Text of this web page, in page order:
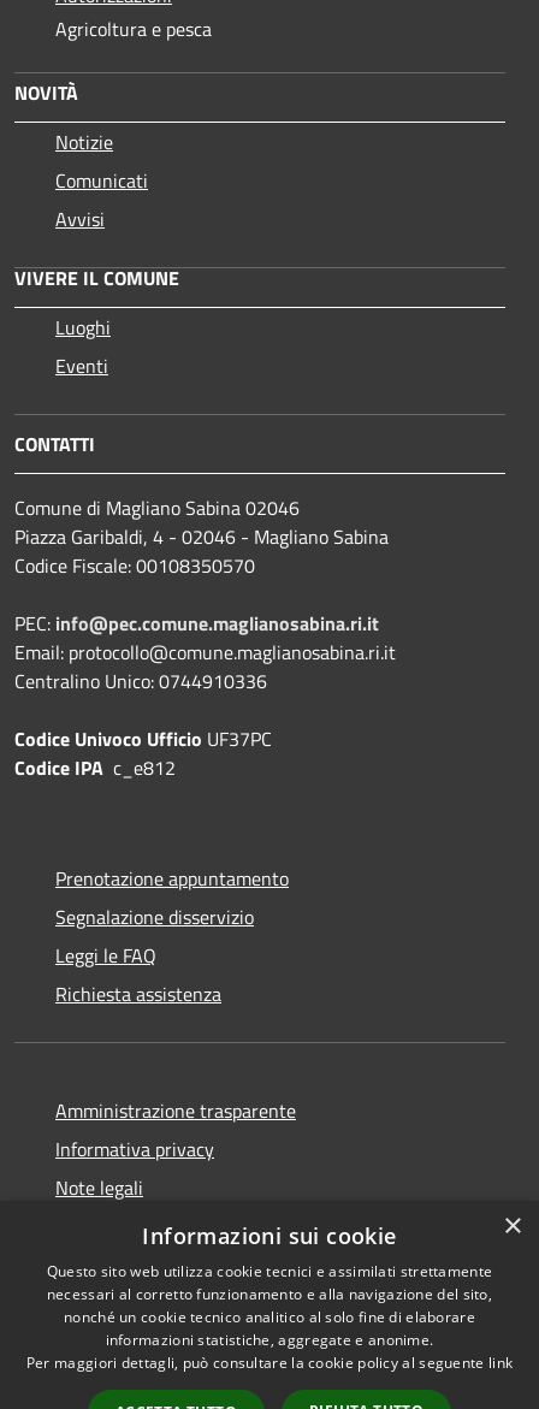
Agricoltura e pesca
NOVITÀ
Notizie
Comunicati
Avvisi
VIVERE IL COMUNE
Luoghi
Eventi
CONTATTI
Comune di Magliano Sabina 02046
Piazza Garibaldi, 4 - 02046 - Magliano Sabina
Codice Fiscale: 00108350570
PEC: info@pec.comune.maglianosabina.ri.it
Email: protocollo@comune.maglianosabina.ri.it
Centralino Unico: 0744910336
Codice Univoco Ufficio UF37PC
Codice IPA c_e812
Prenotazione appuntamento
Segnalazione disservizio
Leggi le FAQ
Richiesta assistenza
Amministrazione trasparente
Informativa privacy
Note legali
Dichiarazione di accessibilità
Accessibilità
Copyright © 2026 • Comune di
Magliano Sabina • Powered by
×
Informazioni sui cookie
Questo sito web utilizza cookie tecnici e assimilati strettamente
necessari al corretto funzionamento e alla navigazione del sito,
nonché un cookie tecnico analitico al solo fine di elaborare
informazioni statistiche, aggregate e anonime.
Per maggiori dettagli, può consultare la cookie policy al seguente link